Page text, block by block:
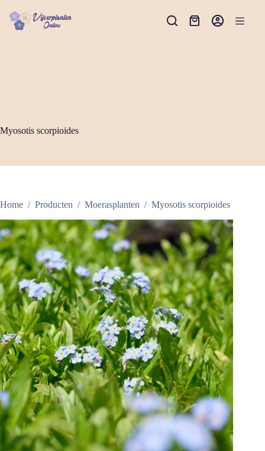
naar
Winkelwagen
Myosotis scorpioides
Home / Producten / Moerasplanten / Myosotis scorpioides